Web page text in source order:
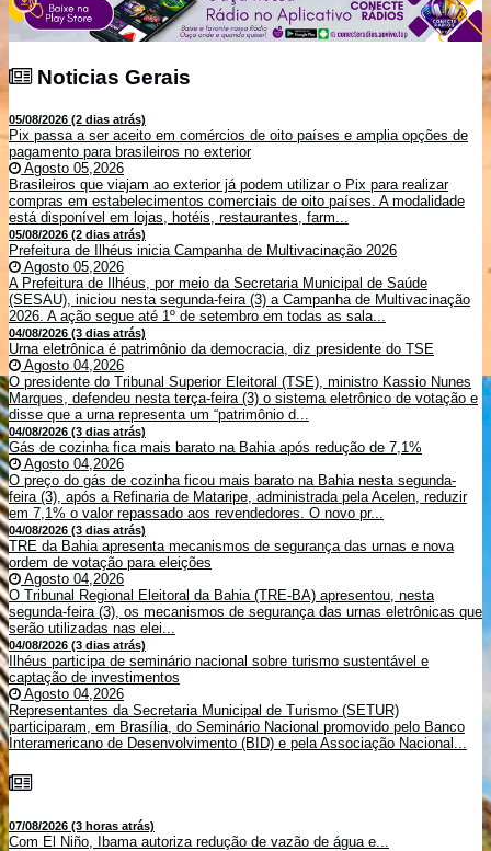
Noticias Gerais
05/08/2026 (2 dias atrás)
Pix passa a ser aceito em comércios de oito países e amplia opções de
pagamento para brasileiros no exterior
Agosto 05,2026
Brasileiros que viajam ao exterior já podem utilizar o Pix para realizar
compras em estabelecimentos comerciais de oito países. A modalidade
está disponível em lojas, hotéis, restaurantes, farm...
05/08/2026 (2 dias atrás)
Prefeitura de Ilhéus inicia Campanha de Multivacinação 2026
Agosto 05,2026
A Prefeitura de Ilhéus, por meio da Secretaria Municipal de Saúde
(SESAU), iniciou nesta segunda-feira (3) a Campanha de Multivacinação
2026. A ação segue até 1º de setembro em todas as sala...
04/08/2026 (3 dias atrás)
Urna eletrônica é patrimônio da democracia, diz presidente do TSE
Agosto 04,2026
O presidente do Tribunal Superior Eleitoral (TSE), ministro Kassio Nunes
Marques, defendeu nesta terça-feira (3) o sistema eletrônico de votação e
disse que a urna representa um “patrimônio d...
04/08/2026 (3 dias atrás)
Gás de cozinha fica mais barato na Bahia após redução de 7,1%
Agosto 04,2026
O preço do gás de cozinha ficou mais barato na Bahia nesta segunda-
feira (3), após a Refinaria de Mataripe, administrada pela Acelen, reduzir
em 7,1% o valor repassado aos revendedores. O novo pr...
04/08/2026 (3 dias atrás)
TRE da Bahia apresenta mecanismos de segurança das urnas e nova
ordem de votação para eleições
Agosto 04,2026
O Tribunal Regional Eleitoral da Bahia (TRE-BA) apresentou, nesta
segunda-feira (3), os mecanismos de segurança das urnas eletrônicas que
serão utilizadas nas elei...
04/08/2026 (3 dias atrás)
Ilhéus participa de seminário nacional sobre turismo sustentável e
captação de investimentos
Agosto 04,2026
Representantes da Secretaria Municipal de Turismo (SETUR)
participaram, em Brasília, do Seminário Nacional promovido pelo Banco
Interamericano de Desenvolvimento (BID) e pela Associação Nacional...
07/08/2026 (3 horas atrás)
Com El Niño, Ibama autoriza redução de vazão de água e...